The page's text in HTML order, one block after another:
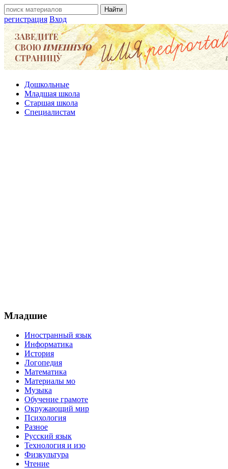
регистрация Вход
Дошкольные
Младшая школа
Старшая школа
Специалистам
Младшие
Иностранный язык
Информатика
История
Логопедия
Математика
Материалы мо
Музыка
Обучение грамоте
Окружающий мир
Психология
Разное
Русский язык
Технология и изо
Физкультура
Чтение